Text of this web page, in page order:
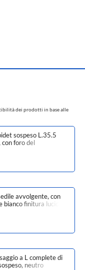
dei prodotti in base alle
sospeso L.35.5
con foro del
nascosti,
T459301
avvolgente, con
finitura lucido
a L complete di
neutro